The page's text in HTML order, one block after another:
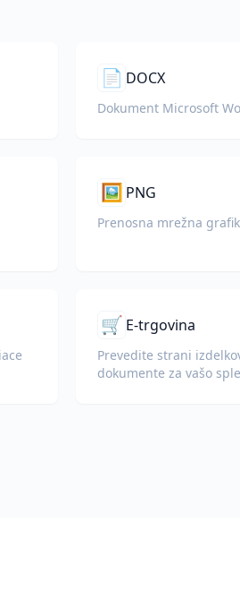
📄 DOCX
Dokument Microsoft
🖼️ PNG
Prenosna mrežna
🛒 E-trgovina
Prevedite strani
dokumente za vašo